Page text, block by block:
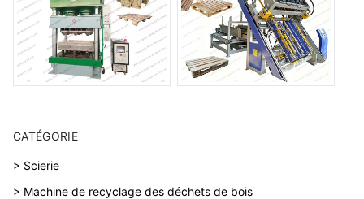
CATÉGORIE
> Scierie
> Machine de recyclage des déchets de bois